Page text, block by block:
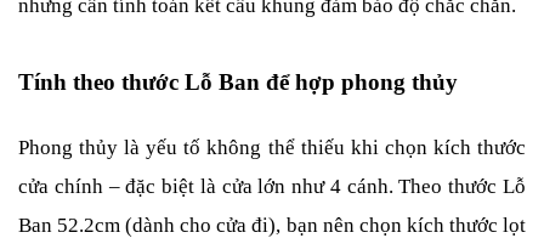
nhưng cần tính toán kết cấu khung đảm bảo độ chắc chắn.
Tính theo thước Lỗ Ban để hợp phong thủy
Phong thủy là yếu tố không thể thiếu khi chọn kích thước
cửa chính – đặc biệt là cửa lớn như 4 cánh. Theo thước Lỗ
Ban 52.2cm (dành cho cửa đi), bạn nên chọn kích thước lọt